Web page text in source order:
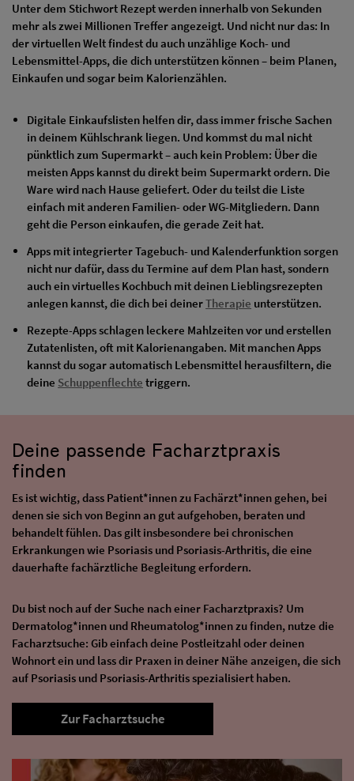
Unter dem Stichwort Rezept werden innerhalb von Sekunden
mehr als zwei Millionen Treffer angezeigt. Und nicht nur das: In
der virtuellen Welt findest du auch unzählige Koch- und
Lebensmittel-Apps, die dich unterstützen können – beim Planen,
Einkaufen und sogar beim Kalorienzählen.
Digitale Einkaufslisten helfen dir, dass immer frische Sachen
in deinem Kühlschrank liegen. Und kommst du mal nicht
pünktlich zum Supermarkt – auch kein Problem: Über die
meisten Apps kannst du direkt beim Supermarkt ordern. Die
Ware wird nach Hause geliefert. Oder du teilst die Liste
einfach mit anderen Familien- oder WG-Mitgliedern. Dann
geht die Person einkaufen, die gerade Zeit hat.
Apps mit integrierter Tagebuch- und Kalenderfunktion sorgen
nicht nur dafür, dass du Termine auf dem Plan hast, sondern
auch ein virtuelles Kochbuch mit deinen Lieblingsrezepten
anlegen kannst, die dich bei deinerTherapie unterstützen.
Rezepte-Apps schlagen leckere Mahlzeiten vor und erstellen
Zutatenlisten, oft mit Kalorienangaben. Mit manchen Apps
kannst du sogar automatisch Lebensmittel herausfiltern, die
deine Schuppenflechte triggern.
Deine passende Facharztpraxis
finden
Es ist wichtig, dass Patient*innen zu Fachärzt*innen gehen, bei
denen sie sich von Beginn an gut aufgehoben, beraten und
behandelt fühlen. Das gilt insbesondere bei chronischen
Erkrankungen wie Psoriasis und Psoriasis-Arthritis, die eine
dauerhafte fachärztliche Begleitung erfordern.
Du bist noch auf der Suche nach einer Facharztpraxis? Um
Dermatolog*innen und Rheumatolog*innen zu finden, nutze die
Facharztsuche: Gib einfach deine Postleitzahl oder deinen
Wohnort ein und lass dir Praxen in deiner Nähe anzeigen, die sich
auf Psoriasis und Psoriasis-Arthritis spezialisiert haben.
Zur Facharztsuche